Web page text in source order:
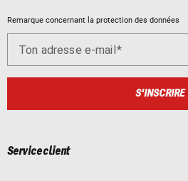
Remarque concernant la protection des données
Ton adresse e-mail
S'INSCRIRE
Service client